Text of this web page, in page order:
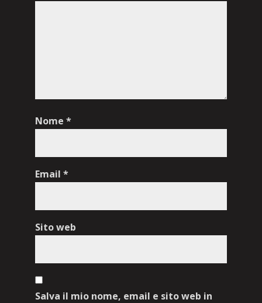
Nome *
Email *
Sito web
Salva il mio nome, email e sito web in